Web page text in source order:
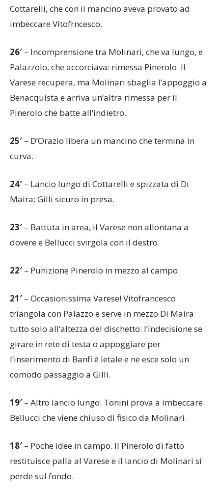
Cottarelli, che con il mancino aveva provato ad
imbeccare Vitofrncesco.
26′ – Incomprensione tra Molinari, che va lungo, e
Palazzolo, che accorciava: rimessa Pinerolo. Il
Varese recupera, ma Molinari sbaglia l’appoggio a
Benacquista e arriva un’altra rimessa per il
Pinerolo che batte all’indietro.
25′ – D’Orazio libera un mancino che termina in
curva.
24′ – Lancio lungo di Cottarelli e spizzata di Di
Maira; Gilli sicuro in presa.
23′ – Battuta in area, il Varese non allontana a
dovere e Bellucci svirgola con il destro.
22′ – Punizione Pinerolo in mezzo al campo.
21′ – Occasionissima Varese! Vitofrancesco
triangola con Palazzo e serve in mezzo Di Maira
tutto solo all’altezza del dischetto: l’indecisione se
girare in rete di testa o appoggiare per
l’inserimento di Banfi è letale e ne esce solo un
comodo passaggio a Gilli.
19′ – Altro lancio lungo: Tonini prova a imbeccare
Bellucci che viene chiuso di fisico da Molinari.
18′ – Poche idee in campo. Il Pinerolo di fatto
restituisce palla al Varese e il lancio di Molinari si
perde sul fondo.